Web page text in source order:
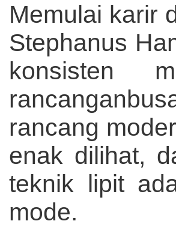
Memulai karir
Stephanus
konsisten
rancang
enak dilihat,
teknik lipit
mode.